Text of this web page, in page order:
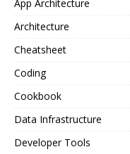
App Architecture
Architecture
Cheatsheet
Coding
Cookbook
Data Infrastructure
Developer Tools